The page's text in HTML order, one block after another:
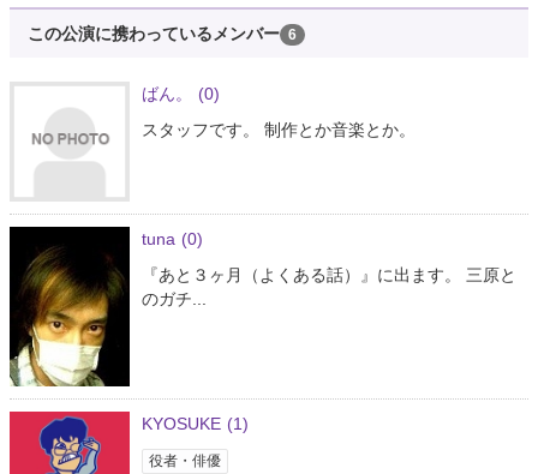
この公演に携わっているメンバー 6
ばん。
(0)
スタッフです。 制作とか音楽とか。
tuna (0)
『あと３ヶ月（よくある話）』に出ます。 三原と
のガチ...
KYOSUKE (1)
役者・俳優